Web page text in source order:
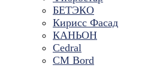
БЕТЭКО
Кирисс Фасад
КАНЬОН
Cedral
CM Bord